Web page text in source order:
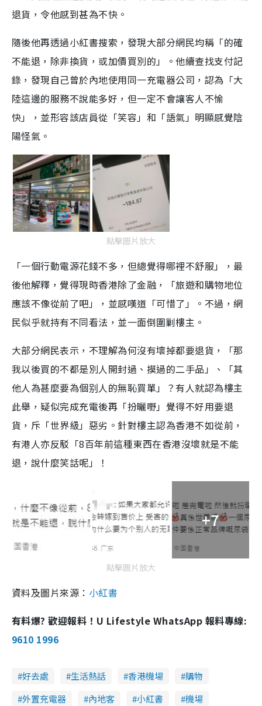
退貨，令他感到甚為不快。
隨後他再透過小紅書搜索，發現大部分網民均稱「的確
不能退，除非換貨，或加價買別的」。他續查找支付記
錄，發現自己曾於內地使用同一充電器公司，認為「大
陸這邊的服務不說能多好，但一定不會讓客人不愉
快」，並形容該店員從「笑容」和「語氣」明顯感覺陰
陽怪氣。
點擊圖片放大
「一個行動電源花錢不多，但總覺得哪裡不舒服」，最
後他解釋，覺得現時香港除了金融，「旅遊和購物地位
應該不像從前了吧」，並感嘆道「可惜了」。不過，網
民似乎就持有不同看法，並一面倒圍剿樓主。
大部分網民表示，不理解為何沒有壞掉都要退貨，「那
我以後買的不都是別人開封過、摸過的二手品」、「其
他人為甚麼要為個别人的無恥買單」？有人就認為樓主
此舉，疑似完成充電後再「扮曬嘢」覺得不好用要退
貨，斥「世界級」惡劣。針對樓主認為香港不如從前，
有港人亦反駁「8百年前這種東西在香港沒壞就是不能
退，說什麼笑話呢」！
+7
點擊圖片放大
資料及圖片來源： 小紅書
有料爆? 歡迎報料！U Lifestyle WhatsApp 報料專線:
9610 1996
好去處 生活熱話 香港機場
購物
外置充電器
內地客 小紅書 機場